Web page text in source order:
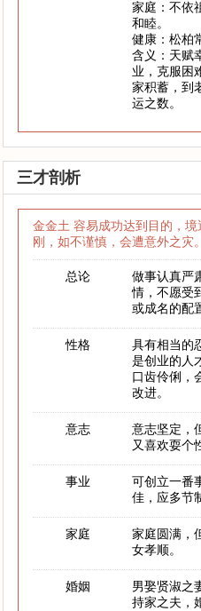
家庭：不依
和睦。
健康：松柏
含义：天赋
业，克服困
家积蓄，到
运之数。
三才剖析
金金土 容易成功达到目的，
刚，如不谨慎，会遭意外之灾
总论
做事认真严
情，不愿受
或成名的配
性格
具有相当的
是创业的人
口齿伶俐，
改进。
意志
意志坚定，
又喜欢耍个
事业
可创立一番
佳，应多节
家庭
家庭圆满，
女孝顺。
婚姻
男娶贤淑之
持家之夫，